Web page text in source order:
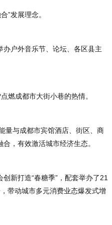
”发展理念。
办户外音乐节、论坛、各区县主
燃成都市大街小巷的热情。
量与成都市宾馆酒店、街区、商
，有效激活城市经济生态。
新打造“春糖季”，配套举办了21
带动城市多元消费业态爆发式增